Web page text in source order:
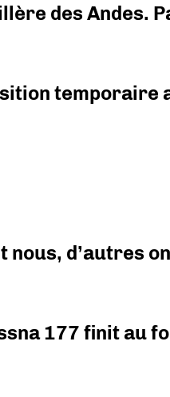
des Andes.
temporaire
nous, d’autres
177 finit au